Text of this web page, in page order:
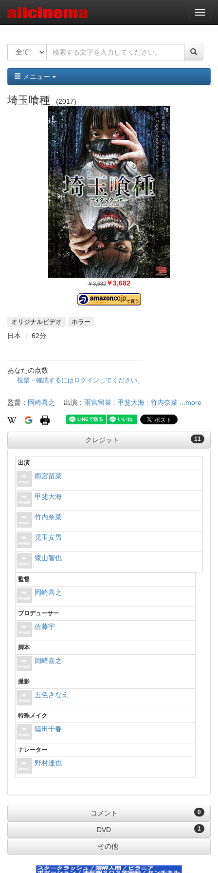
ナ
ビ
ー
ョ
ン
メニュー
埼玉喰種 2017
￥3,682 ￥3,682
オリジナルビデオ ホラー
日本 62分
あなたの点数
投票・確認するにはログインしてください。
監督： 岡崎喜之 出演： 雨宮留菜 | 甲斐大海 | 竹内奈菜 ...more
11
クレジット
出演
雨宮留菜
甲斐大海
竹内奈菜
児玉安男
猿山智也
監督
岡崎喜之
プロデューサー
佐藤宇
脚本
岡崎喜之
撮影
五色さなえ
特殊メイク
陸田千春
ナレーター
野村達也
0
コメント
1
DVD
その他